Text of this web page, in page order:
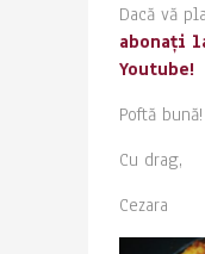
Dacă vă
abonați
Youtube!
Poftă bună!
Cu drag,
Cezara